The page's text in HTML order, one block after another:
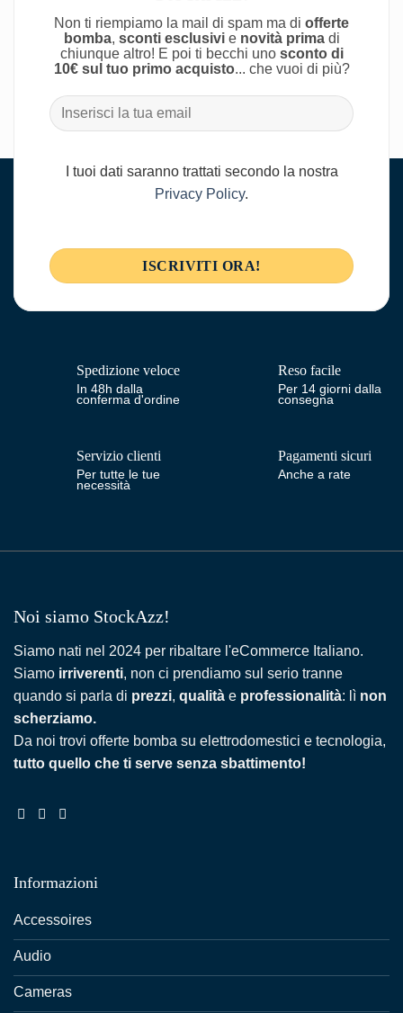
Non ti riempiamo la mail di spam ma di offerte
bomba, sconti esclusivie novità primadi
chiunque altro! E poi ti becchi uno sconto di
10€ sul tuo primo acquisto... che vuoi di più?
I tuoi dati saranno trattati secondo la nostra
Privacy Policy.
Spedizione veloce
In 48h dalla
conferma d'ordine
Reso facile
Per 14 giorni dalla
consegna
Servizio clienti
Per tutte le tue
necessità
Pagamenti sicuri
Anche a rate
Noi siamo StockAzz!
Siamo nati nel 2024 per ribaltare l'eCommerce Italiano.
Siamo irriverenti, non ci prendiamo sul serio tranne
quando si parla di prezzi, qualità e professionalità: lì non
scherziamo.
Da noi trovi offerte bomba su elettrodomestici e tecnologia,
tutto quello che ti serve senza sbattimento!
Informazioni
Accessoires
Audio
Cameras